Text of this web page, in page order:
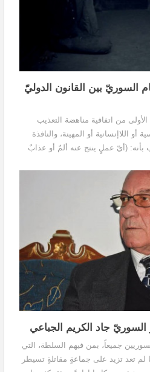
السوريّ بين القانون الدوليّ
من اتفاقية مناهضة التعذيب
اللاإنسانية أو المهينة، والنافذة
1987، التعذيب بأنه: (أيّ عملٍ ينتج عنه ألمٌ أو عذابٌ
معلوماتٍ أو على اعترافٍ
جاد الكريم الجباعي
جميعاً، بمن فيهم السلطة، التي
لم تعد تزيد على جماعةٍ مقاتلةٍ تسيطر